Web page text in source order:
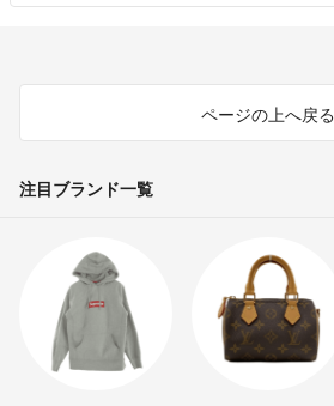
ページの上へ戻る
注目ブランド一覧